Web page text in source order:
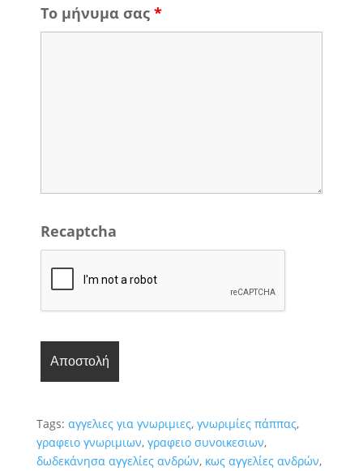
Το μήνυμα σας *
Recaptcha
Tags: αγγελιες για γνωριμιες, γνωριμίες πάππας,
γραφειο γνωριμιων, γραφειο συνοικεσιων,
δωδεκάνησα αγγελίες ανδρών, κως αγγελίες ανδρών,